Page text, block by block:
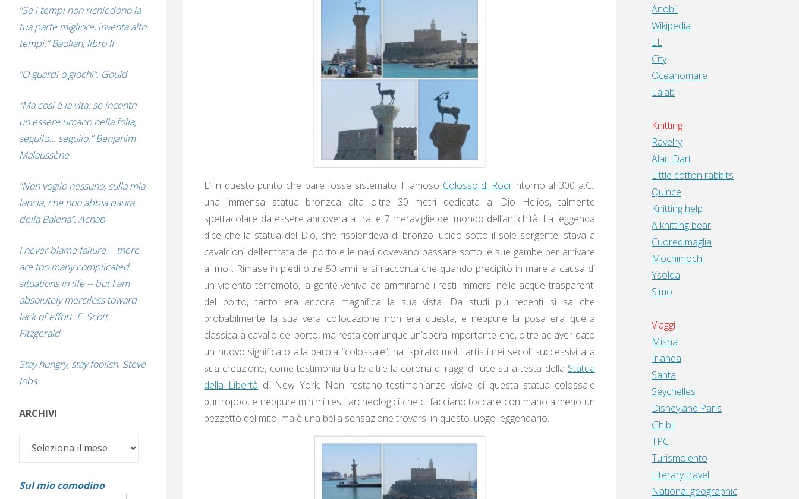
E’ in questo punto che pare fosse sistemato il famoso Colosso di Rodi intorno al 300 a.C.,
una immensa statua bronzea alta oltre 30 metri dedicata al Dio Helios, talmente
spettacolare da essere annoverata tra le 7 meraviglie del mondo dell’antichità. La leggenda
dice che la statua del Dio, che risplendeva di bronzo lucido sotto il sole sorgente, stava a
cavalcioni dell’entrata del porto e le navi dovevano passare sotto le sue gambe per arrivare
ai moli. Rimase in piedi oltre 50 anni, e si racconta che quando precipitò in mare a causa di
un violento terremoto, la gente veniva ad ammirarne i resti immersi nelle acque trasparenti
del porto, tanto era ancora magnifica la sua vista. Da studi più recenti si sa che
probabilmente la sua vera collocazione non era questa, e neppure la posa era quella
classica a cavallo del porto, ma resta comunque un’opera importante che, oltre ad aver dato
un nuovo significato alla parola “colossale”, ha ispirato molti artisti nei secoli successivi alla
sua creazione, come testimonia tra le altre la corona di raggi di luce sulla testa della Statua
della Libertà di New York. Non restano testimonianze visive di questa statua colossale
purtroppo, e neppure minimi resti archeologici che ci facciano toccare con mano almeno un
pezzetto del mito, ma è una bella sensazione trovarsi in questo luogo leggendario.
“Se i tempi non richiedono la
tua parte migliore, inventa altri
tempi.” Baolian, libro II
“O guardi o giochi”. Gould
“Ma così è la vita: se incontri
un essere umano nella folla,
seguilo... seguilo.” Benjanim
Malaussène
“Non voglio nessuno, sulla mia
lancia, che non abbia paura
della Balena”. Achab
I never blame failure -- there
are too many complicated
situations in life -- but I am
absolutely merciless toward
lack of effort. F. Scott
Fitzgerald
Stay hungry, stay foolish. Steve
Jobs
ARCHIVI
Archivi
Sul mio comodino
Anobii
Wikipedia
LL
City
Oceanomare
Lalab
Knitting
Ravelry
Alan Dart
Little cotton rabbits
Quince
Knitting help
A knitting bear
Cuoredimaglia
Mochimochi
Ysolda
Simo
Viaggi
Misha
Irlanda
Santa
Seychelles
Disneyland Paris
Ghibli
TPC
Turismolento
Literary travel
National geographic